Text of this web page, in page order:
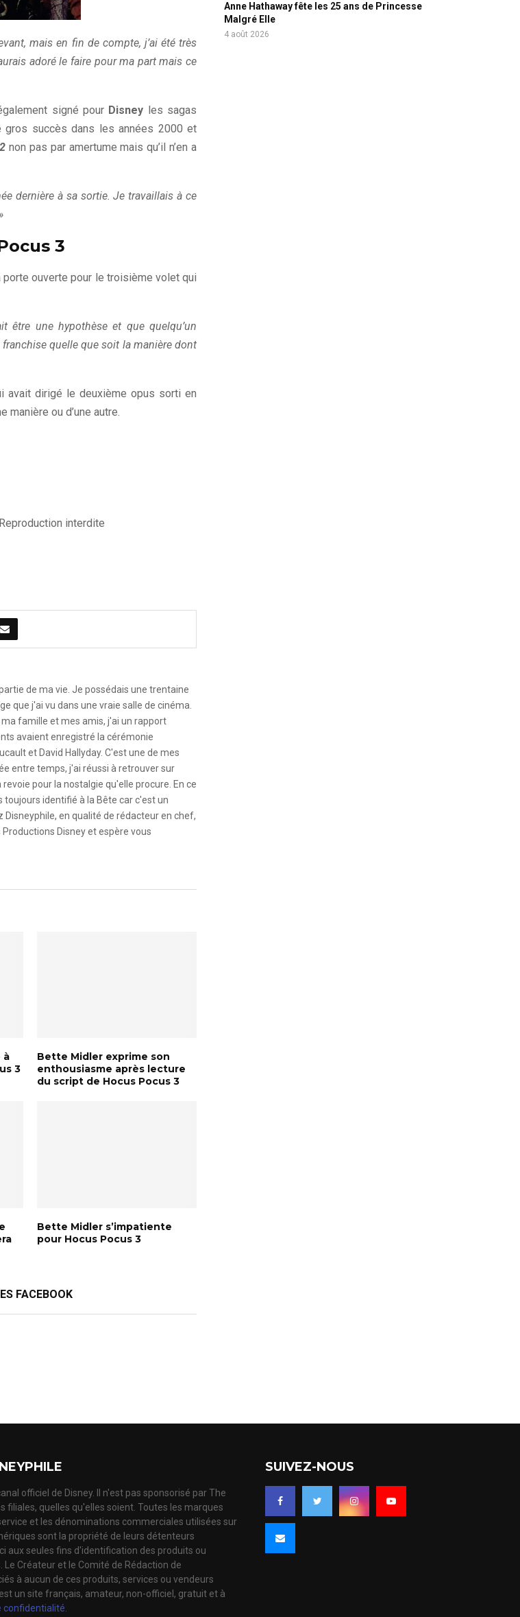
mais en fin de compte, j’ai été très
adoré le faire pour ma part mais ce
signé pour Disney les sagas
gros succès dans les années 2000 et
non pas par amertume mais qu’il n’en a
dernière à sa sortie. Je travaillais à ce
3
porte ouverte pour le troisième volet qui
être une hypothèse et que quelqu’un
quelle que soit la manière dont
avait dirigé le deuxième opus sorti en
manière ou d’une autre.
interdite
de ma vie. Je possédais une trentaine
que j'ai vu dans une vraie salle de cinéma.
famille et mes amis, j'ai un rapport
avaient enregistré la cérémonie
et David Hallyday. C'est une de mes
entre temps, j'ai réussi à retrouver sur
pour la nostalgie qu'elle procure. En ce
identifié à la Bête car c'est un
en qualité de rédacteur en chef,
Disney et espère vous
à
3
Bette Midler exprime son
enthousiasme après lecture
du script de Hocus Pocus 3
Bette Midler s’impatiente
pour Hocus Pocus 3
FACEBOOK
Anne Hathaway fête les 25 ans de Princesse
Malgré Elle
4 août 2026
officiel de Disney. Il n'est pas sponsorisé par The
filiales, quelles qu'elles soient. Toutes les marques
et les dénominations commerciales utilisées sur
sont la propriété de leurs détenteurs
aux seules fins d'identification des produits ou
Créateur et le Comité de Rédaction de
à aucun de ces produits, services ou vendeurs
un site français, amateur, non-officiel, gratuit et à
confidentialité.
SUIVEZ-NOUS